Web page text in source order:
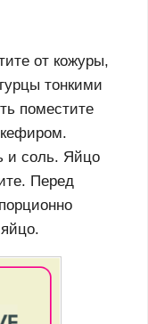
от кожуры,
тонкими
поместите
и соль. Яйцо
Перед